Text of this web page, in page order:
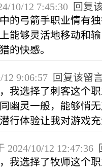
10/12 7:45:30 回复
的弓箭手职业情有
能够灵活地移动和
的快感。
9:06:57 回复该留
我选择了刺客这个
幽灵一般，能够悄
行体验让我对游戏
2024/10/12 12:47:36
我选择了牧师这个